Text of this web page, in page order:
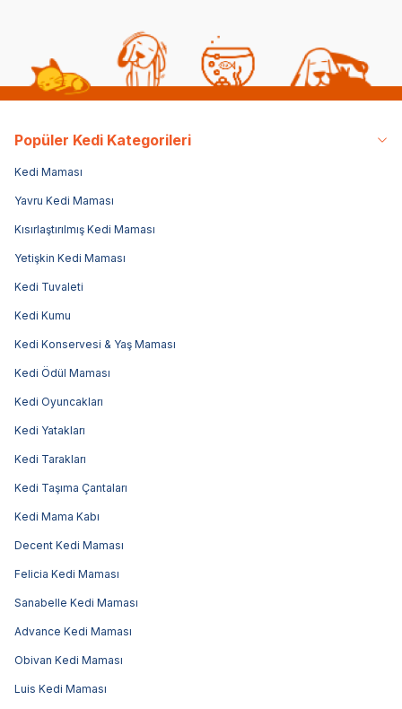
Popüler Kedi Kategorileri
Kedi Maması
Yavru Kedi Maması
Kısırlaştırılmış Kedi Maması
Yetişkin Kedi Maması
Kedi Tuvaleti
Kedi Kumu
Kedi Konservesi & Yaş Maması
Kedi Ödül Maması
Kedi Oyuncakları
Kedi Yatakları
Kedi Tarakları
Kedi Taşıma Çantaları
Kedi Mama Kabı
Decent Kedi Maması
Felicia Kedi Maması
Sanabelle Kedi Maması
Advance Kedi Maması
Obivan Kedi Maması
Luis Kedi Maması